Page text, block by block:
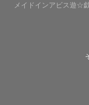
メイドインアビス遊☆